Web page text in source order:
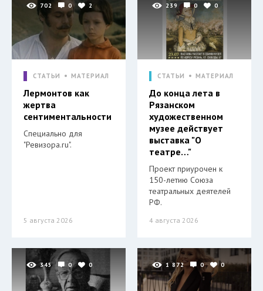
702 0 2
СТАТЬИ МАТЕРИАЛ
Лермонтов как
жертва
сентиментальности
Специально для
"Ревизора.ru".
5 августа 2026
239 0 0
СТАТЬИ МАТЕРИАЛ
До конца лета в
Рязанском
художественном
музее действует
выставка "О
театре…"
Проект приурочен к
150-летию Союза
театральных деятелей
РФ.
4 августа 2026
345 0 0 1 872 0 0